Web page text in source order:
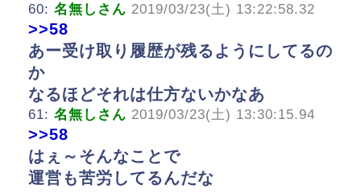
60: 名無しさん 2019/03/23(土) 13:22:58.32
>>58
あー受け取り履歴が残るようにしてるの
か
なるほどそれは仕方ないかなあ
61: 名無しさん 2019/03/23(土) 13:30:15.94
>>58
はぇ～そんなことで
運営も苦労してるんだな